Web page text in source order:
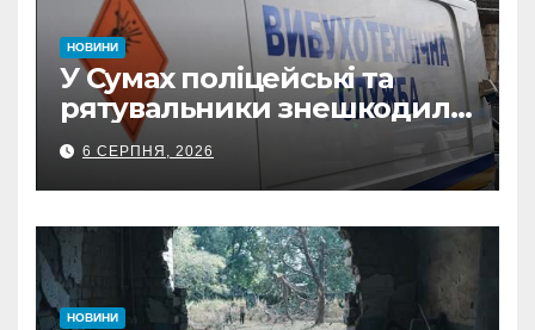
НОВИНИ
У Сумах поліцейські та
рятувальники знешкодили
500-кілограмову авіабомбу
росіян
6 СЕРПНЯ, 2026
НОВИНИ